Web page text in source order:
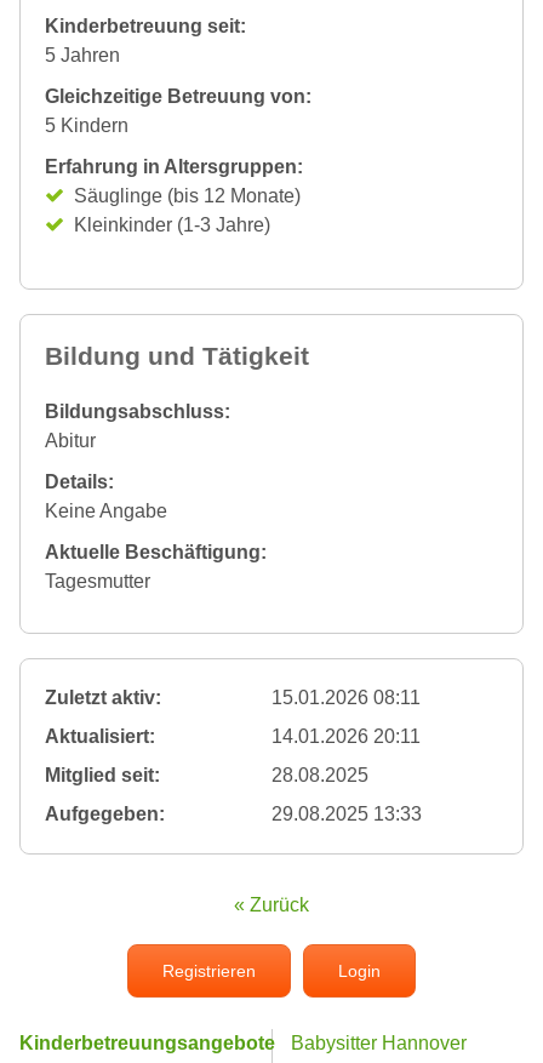
Kinderbetreuung seit:
5 Jahren
Gleichzeitige Betreuung von:
5 Kindern
Erfahrung in Altersgruppen:
Säuglinge (bis 12 Monate)
Kleinkinder (1-3 Jahre)
Bildung und Tätigkeit
Bildungsabschluss:
Abitur
Details:
Keine Angabe
Aktuelle Beschäftigung:
Tagesmutter
Zuletzt aktiv:
15.01.2026 08:11
Aktualisiert:
14.01.2026 20:11
Mitglied seit:
28.08.2025
Aufgegeben:
29.08.2025 13:33
« Zurück
Registrieren Login
Kinderbetreuungsangebote
Babysitter Hannover